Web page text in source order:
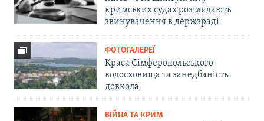
кримських судах розглядають
звинувачення в держзраді
ФОТОГАЛЕРЕЇ
Краса Сімферопольського
водосховища та занедбаність
довкола
ВІЙНА ТА КРИМ